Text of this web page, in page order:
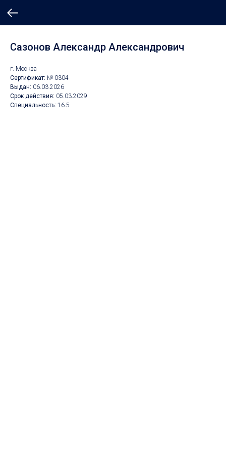
Сазонов Александр Александрович
г. Москва
Сертификат: № 0304
Выдан: 06.03.2026
Срок действия: 05.03.2029
Специальность: 16.5